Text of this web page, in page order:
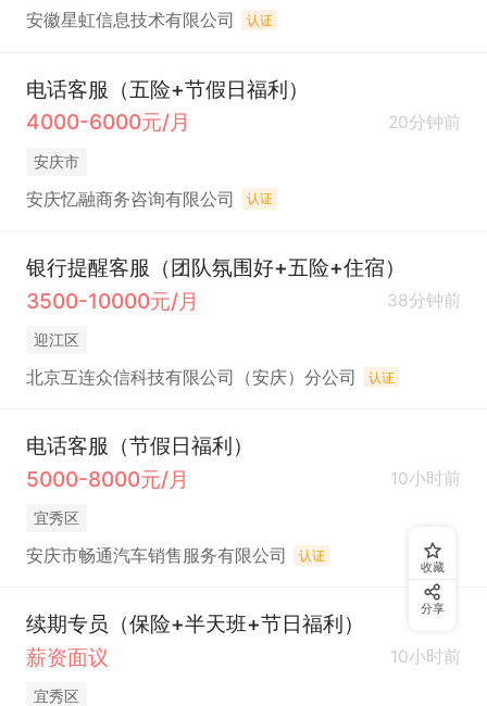
安徽星虹信息技术有限公司 认证
电话客服（五险+节假日福利）
4000-6000元/月
20分钟前
安庆市
安庆忆融商务咨询有限公司 认证
银行提醒客服（团队氛围好+五险+住宿）
3500-10000元/月
38分钟前
迎江区
北京互连众信科技有限公司（安庆）分公司 认证
电话客服（节假日福利）
5000-8000元/月
10小时前
宜秀区
安庆市畅通汽车销售服务有限公司 认证
续期专员（保险+半天班+节日福利）
薪资面议
10小时前
宜秀区
收藏
分享